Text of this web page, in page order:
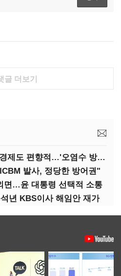
글 더보기
(나토 정상회의 결산)경제도 편향적…'오염수 방류'만 용인
발사, 정당한 방어권"
면…윤 대통령 선택적 소통
년 KBS이사 해임안 재가